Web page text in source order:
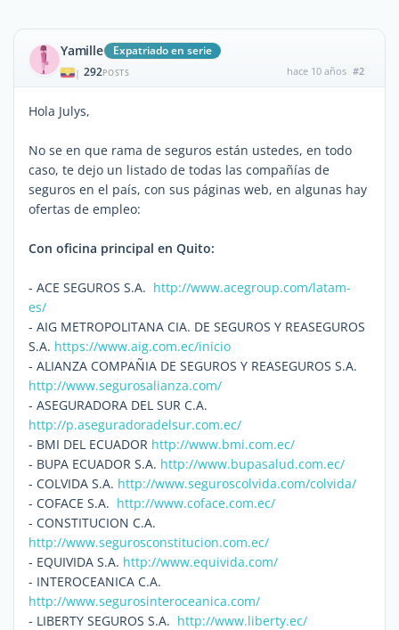
Yamille Expatriado en serie
| 292POSTS hace 10 años #2
Hola Julys,
No se en que rama de seguros están ustedes, en todo
caso, te dejo un listado de todas las compañías de
seguros en el país, con sus páginas web, en algunas hay
ofertas de empleo:
Con oficina principal en Quito:
- ACE SEGUROS S.A. http://www.acegroup.com/latam-
es/
- AIG METROPOLITANA CIA. DE SEGUROS Y REASEGUROS
S.A. https://www.aig.com.ec/inicio
- ALIANZA COMPAÑIA DE SEGUROS Y REASEGUROS S.A.
http://www.segurosalianza.com/
- ASEGURADORA DEL SUR C.A.
http://p.aseguradoradelsur.com.ec/
- BMI DEL ECUADOR http://www.bmi.com.ec/
- BUPA ECUADOR S.A. http://www.bupasalud.com.ec/
- COLVIDA S.A. http://www.seguroscolvida.com/colvida/
- COFACE S.A. http://www.coface.com.ec/
- CONSTITUCION C.A.
http://www.segurosconstitucion.com.ec/
- EQUIVIDA S.A. http://www.equivida.com/
- INTEROCEANICA C.A.
http://www.segurosinteroceanica.com/
- LIBERTY SEGUROS S.A. http://www.liberty.ec/